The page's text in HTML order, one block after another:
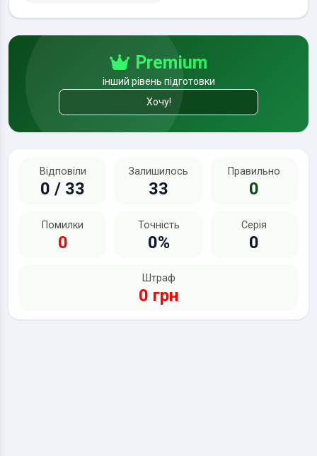
Premium
інший рівень підготовки
Хочу!
Відповіли
0 / 33
Залишилось
33
Правильно
0
Помилки
0
Точність
0%
Серія
0
Штраф
0 грн